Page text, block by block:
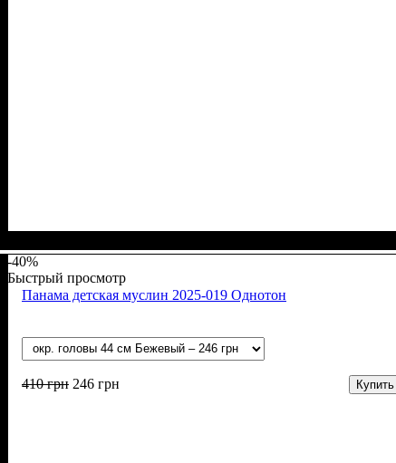
-40%
Быстрый просмотр
Панама детская муслин 2025-019 Однотон
410грн 246 грн Купить